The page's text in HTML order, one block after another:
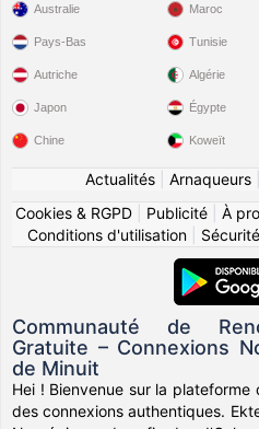
Australie
Pays-Bas
Autriche
Japon
Chine
Maroc
Tunisie
Algérie
Égypte
Koweït
Actualités| Arnaqueurs|
Cookies & RGPD
Publicité À
Conditions d'utilisation|
Communauté de
Gratuite – Connexions
de Minuit
Hei ! Bienvenue sur la
des connexions authentiques.